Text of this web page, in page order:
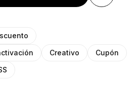
Creativo
Cupón